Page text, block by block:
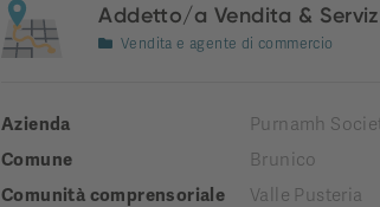
Addetto/a Vendita &
Vendita e agente di commercio
Azienda
Purnamh
Comune
Brunico
Comunità comprensoriale
Valle Pusteria